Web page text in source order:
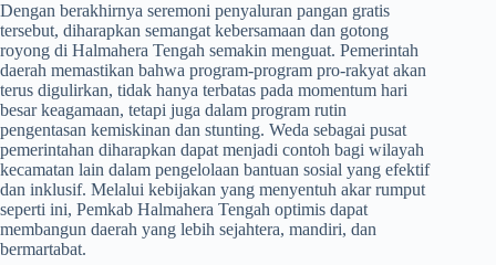
​Dengan berakhirnya seremoni penyaluran pangan gratis
tersebut, diharapkan semangat kebersamaan dan gotong
royong di Halmahera Tengah semakin menguat. Pemerintah
daerah memastikan bahwa program-program pro-rakyat akan
terus digulirkan, tidak hanya terbatas pada momentum hari
besar keagamaan, tetapi juga dalam program rutin
pengentasan kemiskinan dan stunting. Weda sebagai pusat
pemerintahan diharapkan dapat menjadi contoh bagi wilayah
kecamatan lain dalam pengelolaan bantuan sosial yang efektif
dan inklusif. Melalui kebijakan yang menyentuh akar rumput
seperti ini, Pemkab Halmahera Tengah optimis dapat
membangun daerah yang lebih sejahtera, mandiri, dan
bermartabat.